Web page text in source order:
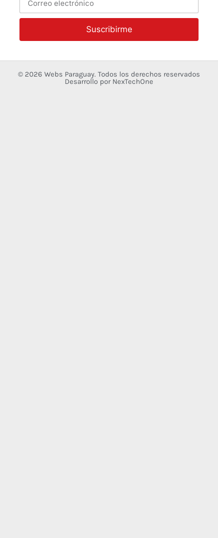
Suscribirme
© 2026 Webs Paraguay. Todos los derechos reservados
Desarrollo por NexTechOne